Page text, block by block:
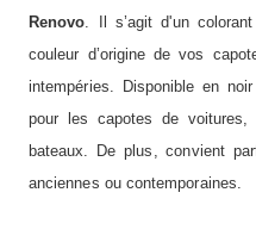
Renovo. Il s’agit d'un
couleur d’origine de vos
intempéries. Disponible en
pour les capotes de
bateaux. De plus, convient
anciennes ou contemporaines.